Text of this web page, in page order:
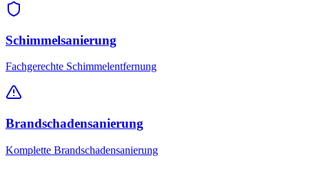
Schimmelsanierung
Fachgerechte Schimmelentfernung
Brandschadensanierung
Komplette Brandschadensanierung